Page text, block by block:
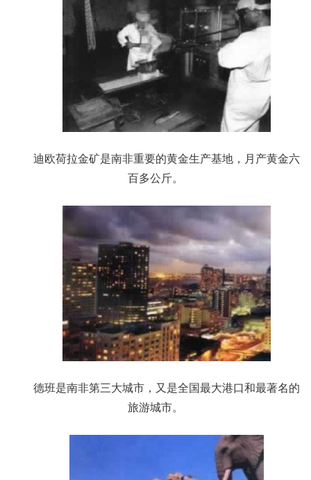
迪欧荷拉金矿是南非重要的黄金生产基地，月产黄金六
百多公斤。
德班是南非第三大城市，又是全国最大港口和最著名的
旅游城市。